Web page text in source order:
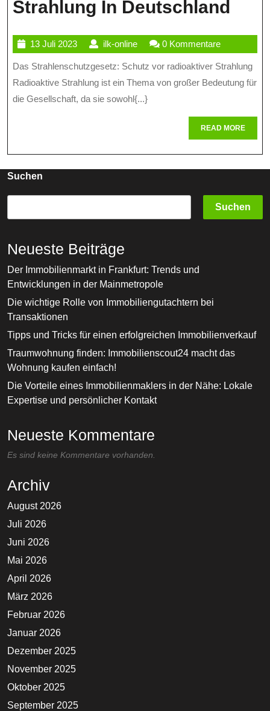
Strahlung In Deutschland
Vor
In
13 Juli 202313
Juli
2023
ilk-onlineilk-
online
0 Kommentare
Das Strahlenschutzgesetz: Schutz vor radioaktiver Strahlung
Radioaktive Strahlung ist ein Thema von großer Bedeutung für
die Gesellschaft, da sie sowohl{...}
READ MOREREAD
MORE
Suchen
Suchen
Neueste Beiträge
Der Immobilienmarkt in Frankfurt: Trends und
Entwicklungen in der Mainmetropole
Die wichtige Rolle von Immobiliengutachtern bei
Transaktionen
Tipps und Tricks für einen erfolgreichen Immobilienverkauf
Traumwohnung finden: Immobilienscout24 macht das
Wohnung kaufen einfach!
Die Vorteile eines Immobilienmaklers in der Nähe: Lokale
Expertise und persönlicher Kontakt
Neueste Kommentare
Es sind keine Kommentare vorhanden.
Archiv
August 2026
Juli 2026
Juni 2026
Mai 2026
April 2026
März 2026
Februar 2026
Januar 2026
Dezember 2025
November 2025
Oktober 2025
September 2025